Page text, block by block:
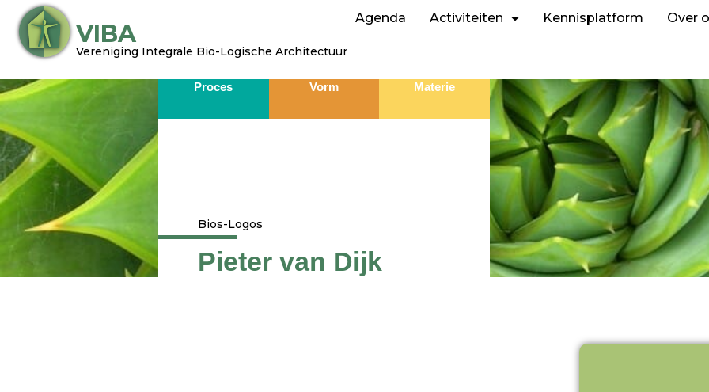
naar
VIBA
Vereniging Integrale Bio-Logische Architectuur​
Agenda Activiteiten Kennisplatform Over
Proces Vorm Materie
Bios-Logos
Pieter van Dijk